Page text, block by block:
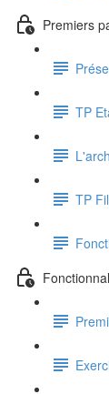
Premiers
TP
TP